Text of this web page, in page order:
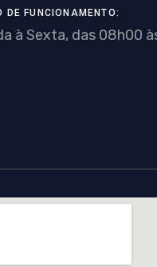
DE FUNCIONAMENTO:
à Sexta, das 08h00